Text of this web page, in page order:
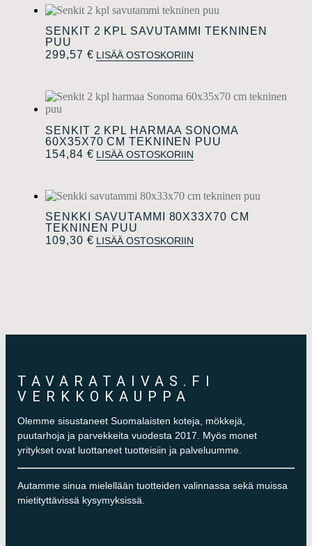
SENKIT 2 KPL SAVUTAMMI TEKNINEN
PUU
299,57 € LISÄÄ OSTOSKORIIN
SENKIT 2 KPL HARMAA SONOMA
60X35X70 CM TEKNINEN PUU
154,84 € LISÄÄ OSTOSKORIIN
SENKKI SAVUTAMMI 80X33X70 CM
TEKNINEN PUU
109,30 € LISÄÄ OSTOSKORIIN
TAVARATAIVAS.FI
VERKKOKAUPPA
Olemme sisustaneet Suomalaisten koteja, mökkejä,
puutarhoja ja parvekkeita vuodesta 2017. Myös monet
yritykset ovat luottaneet tuotteisiin ja palveluumme.
Autamme sinua mielellään tuotteiden valinnassa sekä muissa
mietityttävissä kysymyksissä.